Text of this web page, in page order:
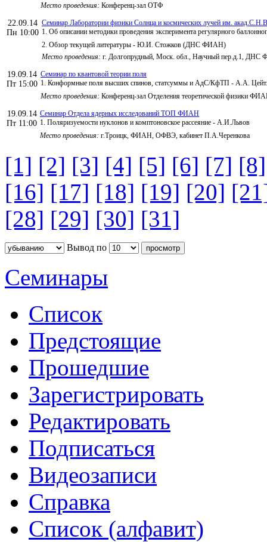
Место проведения: Конференц-зал ОТФ
22.09.14
Пн 10:00
Семинар Лаборатории физики Солнца и космических лучей им.
1. Об описании методики проведения эксперимента регулярного
2. Обзор текущей литературы - Ю.И. Стожков (ДНС ФИАН)
Место проведения: г. Долгопрудный, Моск. обл., Научный пер.д.1,
19.09.14
Пт 15:00
Семинар по квантовой теории поля
1. Конформные поля высших спинов, статсуммы и АдС/КфТП - А.А.
Место проведения: Конференц-зал Отделения теоретической физики
19.09.14
Пт 11:00
Семинар Отдела ядерных исследований ТОП ФИАН
1. Поляризуемости нуклонов и комптоновское рассеяние - А.И.Львов
Место проведения: г.Троицк, ФИАН, ОФВЭ, кабинет П.А.Черенкова
[1] [2] [3] [4] [5] [6] [7] [8]
[16] [17] [18] [19] [20]
[28] [29] [30] [31]
Вывод по
Семинары
Список
Предстоящие
Прошедшие
Зарегистрировать
Редактировать
Подписаться
Видеозаписи
Справка
Список (алфавит)